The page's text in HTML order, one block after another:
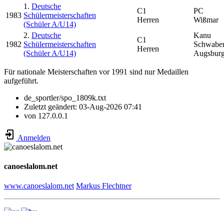
1983
1. Deutsche
Schülermeisterschaften
(Schüler A/U14)
C1
Herren
PC
Wißmar
1982
2. Deutsche
Schülermeisterschaften
(Schüler A/U14)
C1
Herren
Kanu
Für nationale Meisterschaften vor 1991 sind nur Medaillen
aufgeführt.
de_sportler/spo_1809k.txt
Zuletzt geändert: 03-Aug-2026 07:41
von 127.0.0.1
Anmelden
canoeslalom.net
www.canoeslalom.net Markus Flechtner